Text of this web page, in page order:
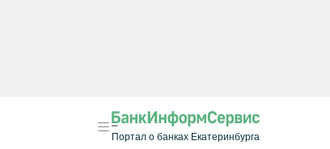
Портал о банках Екатеринбурга